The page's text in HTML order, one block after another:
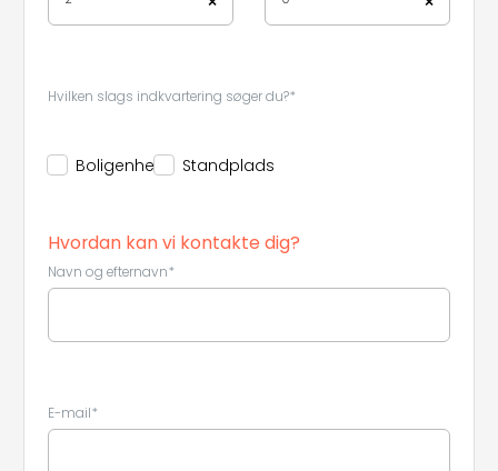
Hvilken slags indkvartering søger du?*
Boligenhed Standplads
Hvordan kan vi kontakte dig?
Navn og efternavn*
E-mail*